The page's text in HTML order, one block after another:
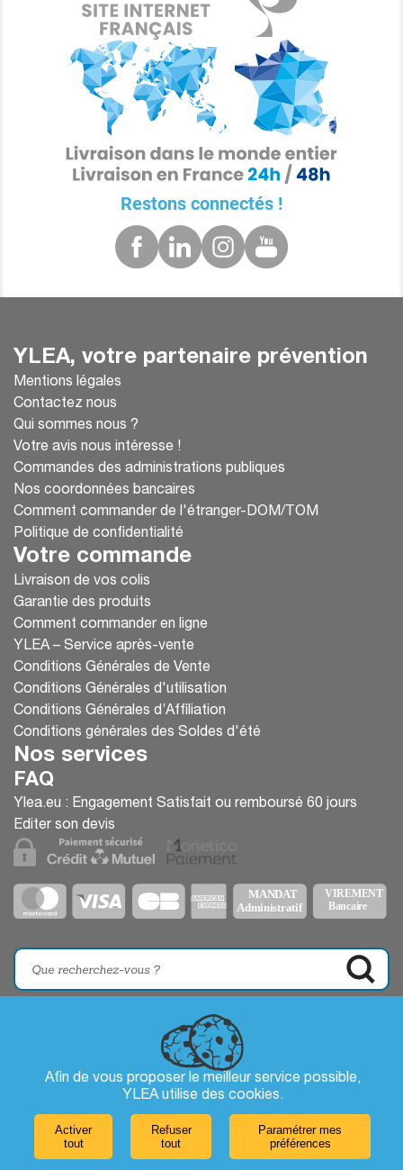
Laissez-nous un message
Afin de vous proposer le meilleur service possible,
YLEA utilise des cookies.
Activer
tout
Refuser
tout
Paramétrer mes
préférences
Restons connectés !
YLEA, votre partenaire prévention
Mentions légales
Contactez nous
Qui sommes nous ?
Votre avis nous intéresse !
Commandes des administrations publiques
Nos coordonnées bancaires
Comment commander de l'étranger-DOM/TOM
Politique de confidentialité
Votre commande
Livraison de vos colis
Garantie des produits
Comment commander en ligne
YLEA – Service après-vente
Conditions Générales de Vente
Conditions Générales d'utilisation
Conditions Générales d’Affiliation
Conditions générales des Soldes d'été
Nos services
FAQ
Ylea.eu : Engagement Satisfait ou remboursé 60 jours
Editer son devis